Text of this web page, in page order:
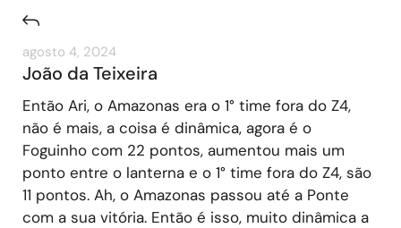
agosto 4, 2024
João da Teixeira
Então Ari, o Amazonas era o 1° time fora do Z4,
não é mais, a coisa é dinâmica, agora é o
Foguinho com 22 pontos, aumentou mais um
ponto entre o lanterna e o 1° time fora do Z4, são
11 pontos. Ah, o Amazonas passou até a Ponte
com a sua vitória. Então é isso, muito dinâmica a